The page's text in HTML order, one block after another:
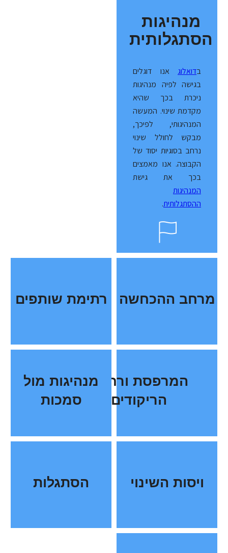
מנהיגות
הסתגלותית
בדואלוג אנו דוגלים
בגישה לפיה מנהיגות
ניכרת בכך שהיא
מקדמת שינוי. המעשה
המנהיגותי, לפיכך,
מבקש לחולל שינוי
נרחב בסוגיות יסוד של
הקבוצה. אנו מאמצים
בכך את גישת
המנהיגות
ההסתגלותית.
מרחב ההכחשה רתימת שותפים
המרפסת ורחבת
הריקודים
מנהיגות מול
סמכות
ויסות השינוי הסתגלות